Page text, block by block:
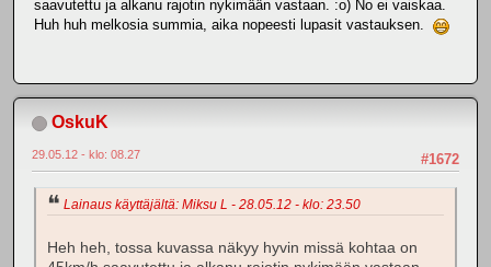
saavutettu ja alkanu rajotin nykimään vastaan. :o) No ei vaiskaa.
Huh huh melkosia summia, aika nopeesti lupasit vastauksen.
OskuK
#1672
29.05.12 - klo: 08.27
Lainaus käyttäjältä: Miksu L - 28.05.12 - klo: 23.50
Heh heh, tossa kuvassa näkyy hyvin missä kohtaa on